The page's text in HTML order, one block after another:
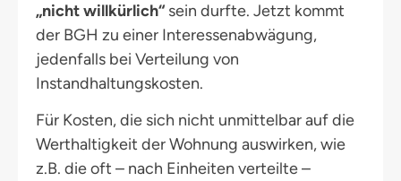
„nicht willkürlich“ sein durfte. Jetzt kommt
der BGH zu einer Interessenabwägung,
jedenfalls bei Verteilung von
Instandhaltungskosten.
Für Kosten, die sich nicht unmittelbar auf die
Werthaltigkeit der Wohnung auswirken, wie
z.B. die oft – nach Einheiten verteilte –